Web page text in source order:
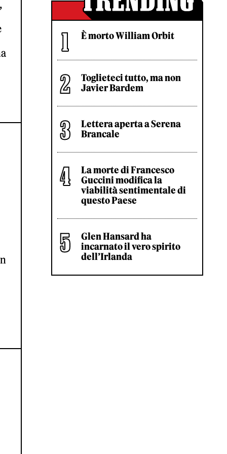
È morto William Orbit
Toglieteci tutto, ma non
Javier Bardem
Lettera aperta a Serena
Brancale
La morte di Francesco
Guccini modifica la
viabilità sentimentale di
questo Paese
Glen Hansard ha
incarnato il vero spirito
dell’Irlanda